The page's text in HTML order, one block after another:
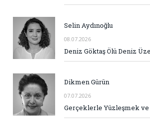
Selin Aydınoğlu
08.07.2026
Deniz Göktaş Ölü Deniz
Dikmen Gürün
07.07.2026
Gerçeklerle Yüzleşmek